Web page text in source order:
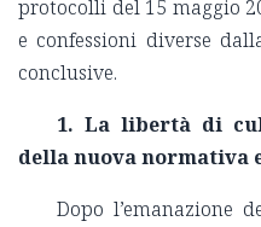
protocolli del 15 maggio
e confessioni diverse
conclusive.
1. La libertà di
della nuova normativa
Dopo l’emanazione